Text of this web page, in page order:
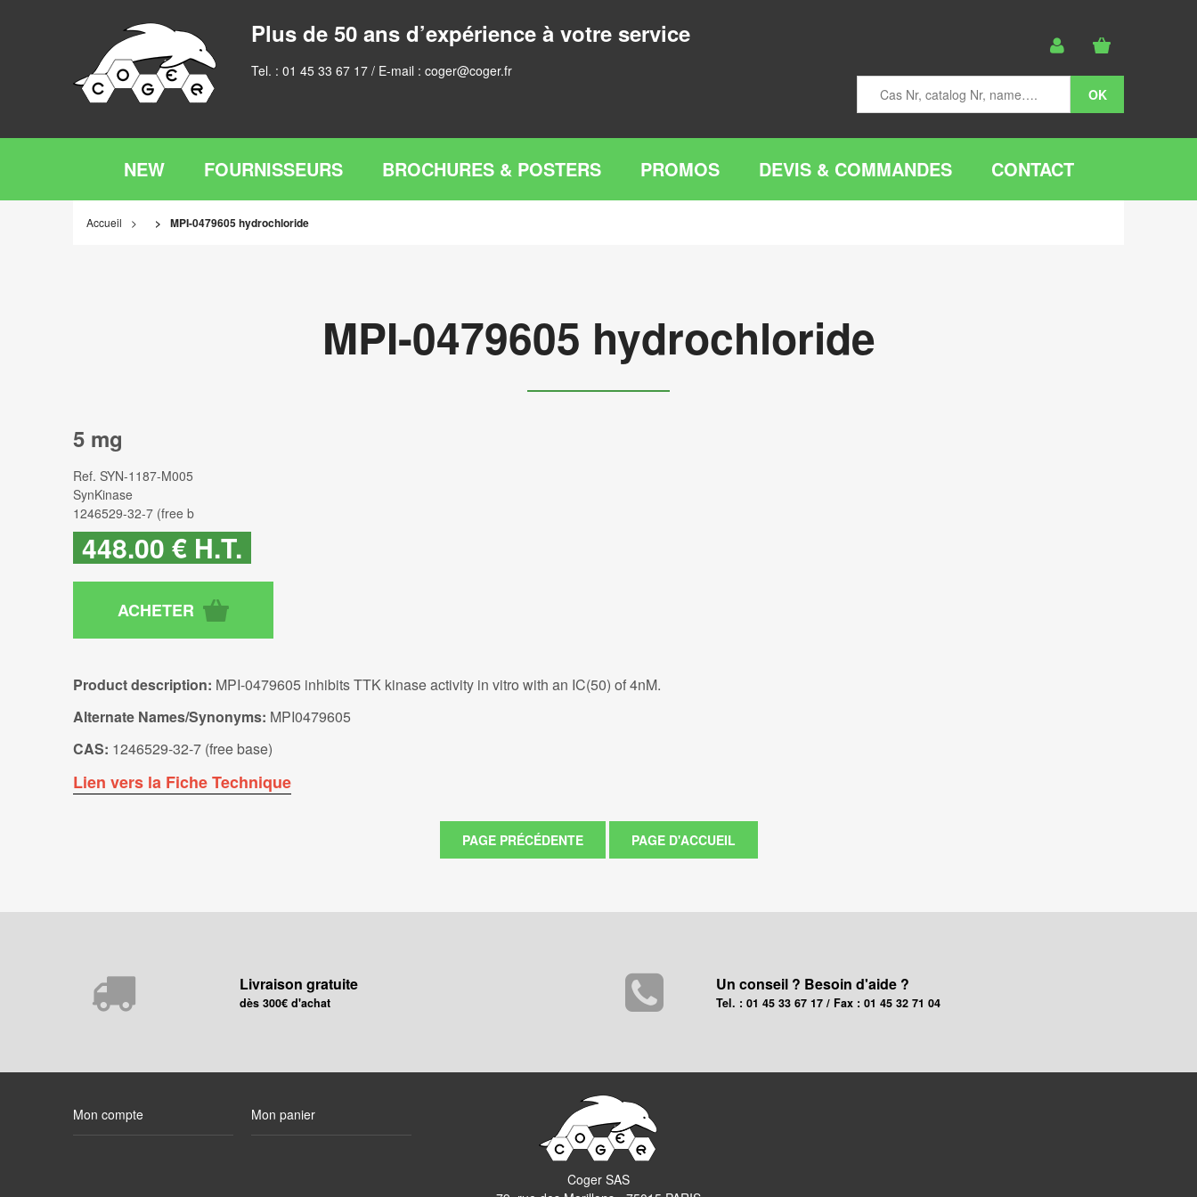
Plus de 50 ans d’expérience à votre service
Tel. : 01 45 33 67 17 / E-mail : coger@coger.fr
NEW FOURNISSEURS BROCHURES & POSTERS PROMOS DEVIS & COMMANDES CONTACT
Accueil MPI-0479605 hydrochloride
MPI-0479605 hydrochloride
5 mg
Ref. SYN-1187-M005
SynKinase
1246529-32-7 (free b
448.00 € H.T.
Product description: MPI-0479605 inhibits TTK kinase activity in vitro with an IC(50) of 4nM.
Alternate Names/Synonyms: MPI0479605
CAS: 1246529-32-7 (free base)
Lien vers la Fiche Technique
Livraison gratuite
dès 300€ d'achat
Un conseil ? Besoin d'aide ?
Tel. : 01 45 33 67 17 / Fax : 01 45 32 71 04
Mon compte Mon panier
Coger SAS